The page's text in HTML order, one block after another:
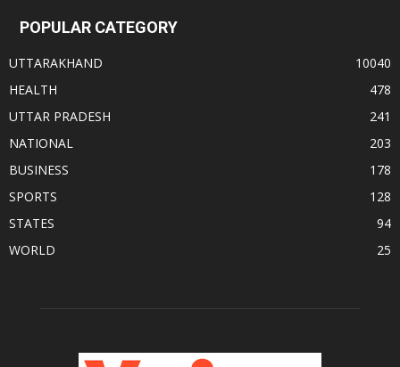
POPULAR CATEGORY
UTTARAKHAND
10040
HEALTH
478
UTTAR PRADESH
241
NATIONAL
203
BUSINESS
178
SPORTS
128
STATES
94
WORLD
25